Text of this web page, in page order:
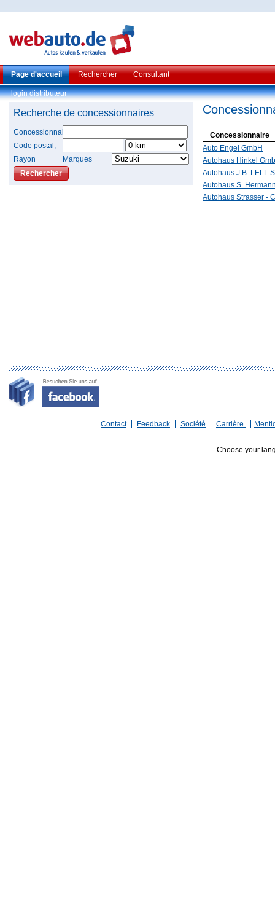
Page d'accueil Rechercher Consultant
login distributeur
Recherche de concessionnaires
Concessionnaire
Code postal,
Rayon
Marques
Concessionnaire
Auto Engel GmbH
Autohaus Hinkel
Autohaus J.B. LELL
Autohaus S.
Autohaus Strasser -
Contact Feedback Société Carrière
Choose your